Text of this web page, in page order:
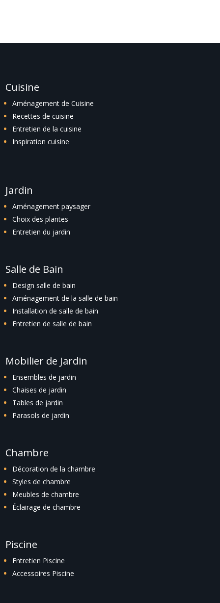
Cuisine
Aménagement de Cuisine
Recettes de cuisine
Entretien de la cuisine
Inspiration cuisine
Jardin
Aménagement paysager
Choix des plantes
Entretien du jardin
Salle de Bain
Design salle de bain
Aménagement de la salle de bain
Installation de salle de bain
Entretien de salle de bain
Mobilier de Jardin
Ensembles de jardin
Chaises de jardin
Tables de jardin
Parasols de jardin
Chambre
Décoration de la chambre
Styles de chambre
Meubles de chambre
Éclairage de chambre
Piscine
Entretien Piscine
Accessoires Piscine